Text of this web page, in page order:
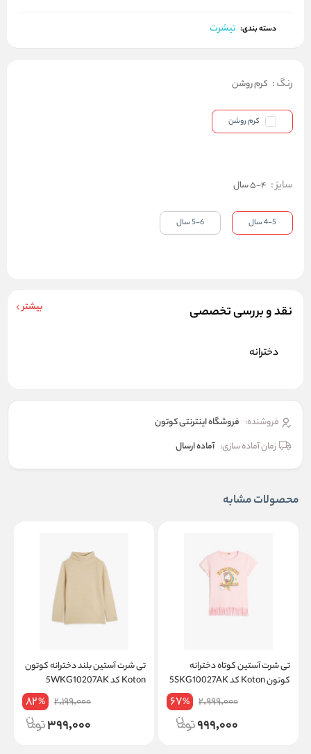
دسته بندی: تیشرت
نقد و بررسی تخصصی بیشتر
دخترانه
فروشنده: فروشگاه اینترنتی کوتون
زمان آماده سازی: آماده ارسال
رنگ: کرم روشن
کرم روشن
سایز: 4-5 سال
4-5 سال 5-6 سال
محصولات مشابه
تی شرت آستین کوتاه دخترانه
کوتون Koton کد 5SKG10027AK
2,999,000
67%
999,000
تی شرت آستین بلند دخترانه کوتون
Koton کد 5WKG10207AK
2,199,000
82%
399,000